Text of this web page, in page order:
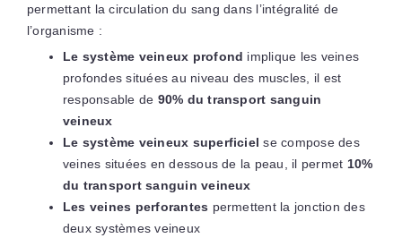
permettant la circulation du sang dans l’intégralité de
l’organisme :
Le système veineux profond implique les veines
profondes situées au niveau des muscles, il est
responsable de 90% du transport sanguin
veineux
Le système veineux superficiel se compose des
veines situées en dessous de la peau, il permet 10%
du transport sanguin veineux
Les veines perforantes permettent la jonction des
deux systèmes veineux